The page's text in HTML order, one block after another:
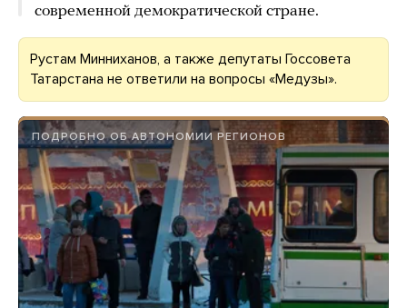
современной демократической стране.
Рустам Минниханов, а также депутаты Госсовета
Татарстана не ответили на вопросы «Медузы».
ПОДРОБНО ОБ АВТОНОМИИ РЕГИОНОВ